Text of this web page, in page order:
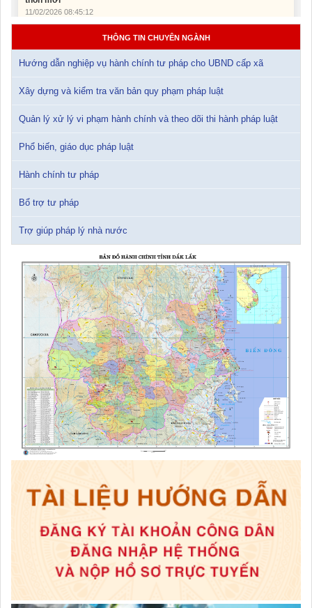
Tài liệu Hội nghị công chức, viên chức và người lao động năm
2025
Sổ tay tìm hiểu các quy định pháp luật về đăng ký doanh nghiệp và
10/01/2026 15:22:31
Đắk Lắk: Quyết tâm thực hiện hiệu quả Kế hoạch phòng, chống
24/10/2025 17:14:42
THÔNG TIN CHUYÊN NGÀNH
Hướng dẫn nghiệp vụ hành chính tư pháp cho UBND cấp xã
Xây dựng và kiểm tra văn bản quy phạm pháp luật
Quản lý xử lý vi phạm hành chính và theo dõi thi hành pháp luật
Phổ biến, giáo dục pháp luật
Hành chính tư pháp
Bổ trợ tư pháp
Trợ giúp pháp lý nhà nước